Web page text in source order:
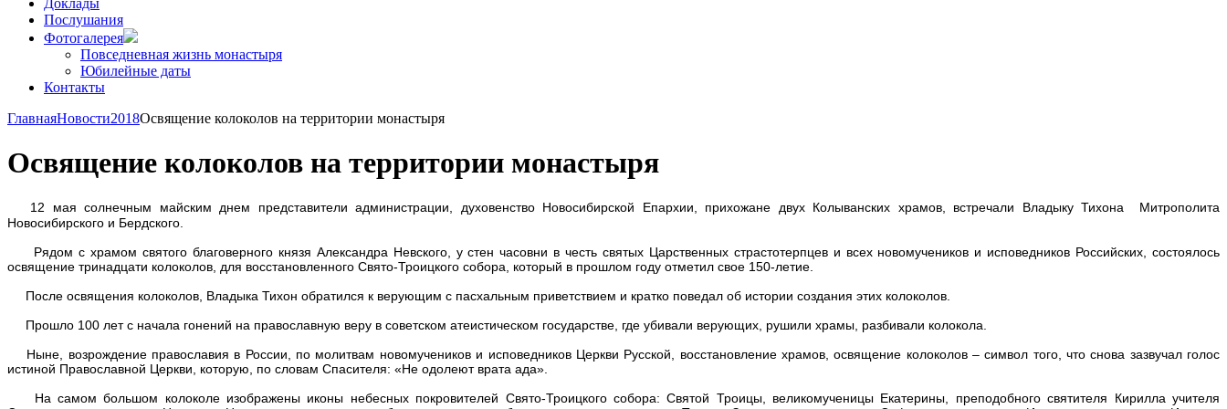
Послушания
Фотогалерея
Повседневная жизнь монастыря
Юбилейные даты
Контакты
ГлавнаяНовости2018Освящение колоколов на территории монастыря
Освящение колоколов на территории монастыря
12 мая солнечным майским днем представители администрации, духовенство Новосибирской Епархии, прихожане двух Колыванских храмов, встречали Владыку Тихона Митрополита
Новосибирского и Бердского.
Рядом с храмом святого благоверного князя Александра Невского, у стен часовни в честь святых Царственных страстотерпцев и всех новомучеников и исповедников Российских, состоялось
освящение тринадцати колоколов, для восстановленного Свято-Троицкого собора, который в прошлом году отметил свое 150-летие.
После освящения колоколов, Владыка Тихон обратился к верующим с пасхальным приветствием и кратко поведал об истории создания этих колоколов.
Прошло 100 лет с начала гонений на православную веру в советском атеистическом государстве, где убивали верующих, рушили храмы, разбивали колокола.
Ныне, возрождение православия в России, по молитвам новомучеников и исповедников Церкви Русской, восстановление храмов, освящение колоколов – символ того, что снова зазвучал голос
истиной Православной Церкви, которую, по словам Спасителя: «Не одолеют врата ада».
На самом большом колоколе изображены иконы небесных покровителей Свято-Троицкого собора: Святой Троицы, великомученицы Екатерины, преподобного святителя Кирилла учителя